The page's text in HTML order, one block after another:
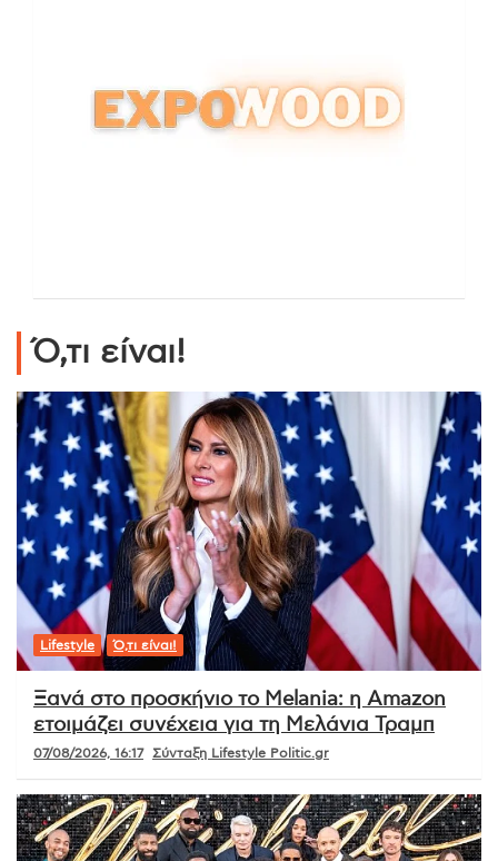
Ό,τι είναι!
Lifestyle Ό,τι είναι!
Ξανά στο προσκήνιο το Melania: η Amazon
ετοιμάζει συνέχεια για τη Μελάνια Τραμπ
07/08/2026, 16:17 Σύνταξη Lifestyle Politic.gr